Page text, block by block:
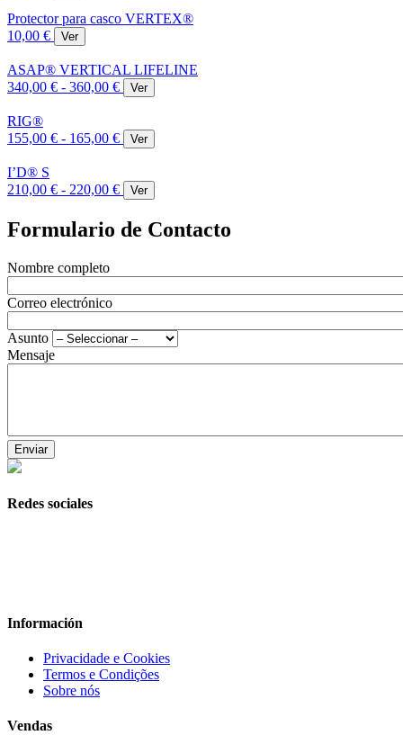
Protector para casco VERTEX®
10,00 €
Ver
ASAP® VERTICAL LIFELINE
340,00 € - 360,00 €
Ver
RIG®
155,00 € - 165,00 €
Ver
I’D® S
210,00 € - 220,00 €
Ver
Formulario de Contacto
Nombre completo
Correo electrónico
Asunto
Mensaje
Redes sociales
Información
Privacidade e Cookies
Termos e Condições
Sobre nós
Vendas